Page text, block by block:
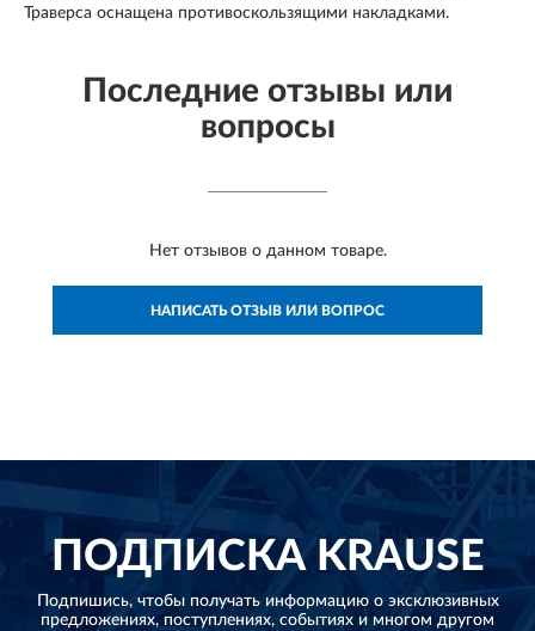
Траверса оснащена противоскользящими накладками.
Последние отзывы или
вопросы
Нет отзывов о данном товаре.
НАПИСАТЬ ОТЗЫВ ИЛИ ВОПРОС
ПОДПИСКАKRAUSE
Подпишись, чтобы получать информацию о эксклюзивных
предложениях, поступлениях, событиях и многом другом